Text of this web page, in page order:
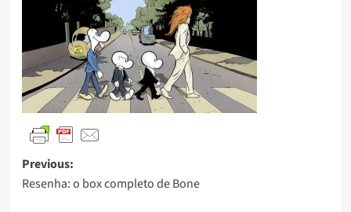
Previous:
Resenha: o box completo de Bone